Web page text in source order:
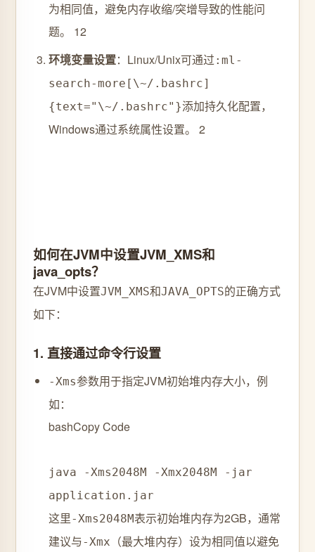
为相同值，避免内存收缩/突增导致的性能问
题。 ‌ 12
环境变量设置‌：Linux/Unix可通过 :ml-
search-more[\~/.bashrc]
{text="\~/.bashrc"}添加持久化配置，
Windows通过系统属性设置。 ‌‌ 2
如何在JVM中设置JVM_XMS和
java_opts？
在JVM中设置JVM_XMS和JAVA_OPTS的正确方式
如下：
1. ‌ 直接通过命令行设置
-Xms参数用于指定JVM初始堆内存大小，例
如：
bashCopy Code
java -Xms2048M -Xmx2048M -jar
application.jar
这里-Xms2048M表示初始堆内存为2GB，通常
建议与-Xmx （最大堆内存）设为相同值以避免